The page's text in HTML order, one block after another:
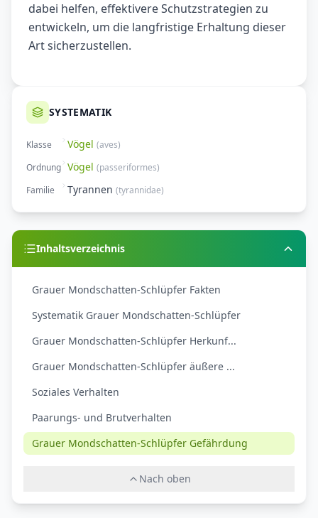
dabei helfen, effektivere Schutzstrategien zu
entwickeln, um die langfristige Erhaltung dieser
Art sicherzustellen.
SYSTEMATIK
Klasse Vögel (aves)
Ordnung Vögel (passeriformes)
Familie
Tyrannen (tyrannidae)
Inhaltsverzeichnis
Grauer Mondschatten-Schlüpfer Fakten
Systematik Grauer Mondschatten-Schlüpfer
Grauer Mondschatten-Schlüpfer Herkunf...
Grauer Mondschatten-Schlüpfer äußere ...
Soziales Verhalten
Paarungs- und Brutverhalten
Grauer Mondschatten-Schlüpfer Gefährdung
Nach oben